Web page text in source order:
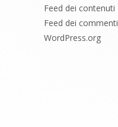
Feed dei contenuti
Feed dei commenti
WordPress.org